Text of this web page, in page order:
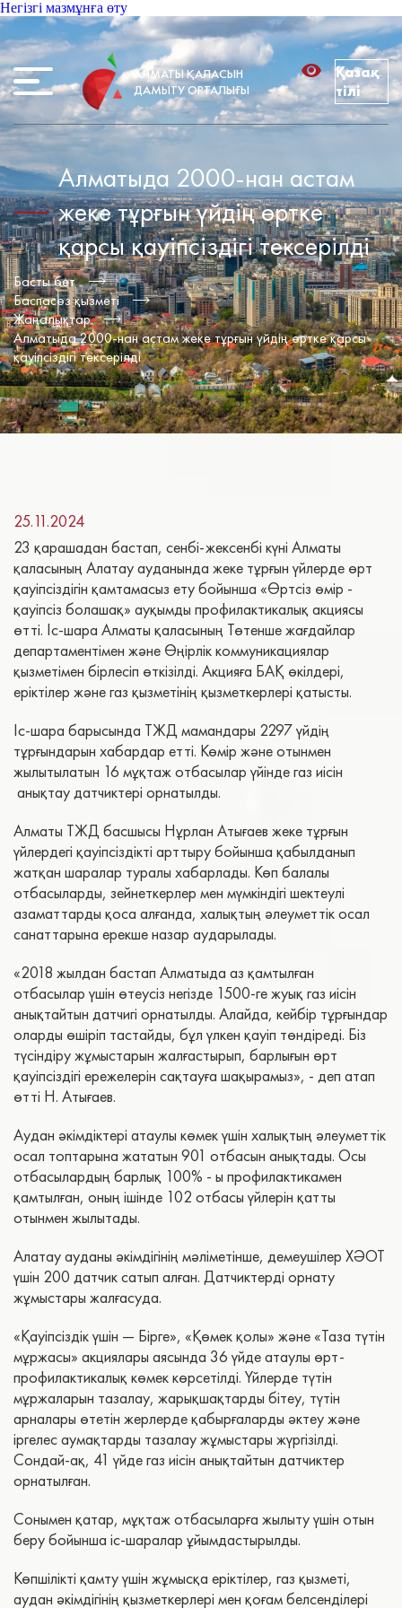
Негізгі мазмұнға өту
АЛМАТЫ ҚАЛАСЫН
ДАМЫТУ ОРТАЛЫҒЫ
Қазақ
тілі
Алматыда 2000-нан астам
жеке тұрғын үйдің өртке
қарсы қауіпсіздігі тексерілді
Басты бет
Баспасөз қызметі
Жаңалықтар
Алматыда 2000-нан астам жеке тұрғын үйдің өртке қарсы
қауіпсіздігі тексерілді
25.11.2024
23 қарашадан бастап, сенбі-жексенбі күні Алматы
қаласының Алатау ауданында жеке тұрғын үйлерде өрт
қауіпсіздігін қамтамасыз ету бойынша «Өртсіз өмір -
қауіпсіз болашақ» ауқымды профилактикалық акциясы
өтті. Іс-шара Алматы қаласының Төтенше жағдайлар
департаментімен және Өңірлік коммуникациялар
қызметімен бірлесіп өткізілді. Акцияға БАҚ өкілдері,
еріктілер және газ қызметінің қызметкерлері қатысты.
Іс-шара барысында ТЖД мамандары 2297 үйдің
тұрғындарын хабардар етті. Көмір және отынмен
жылытылатын 16 мұқтаж отбасылар үйінде газ иісін
анықтау датчиктері орнатылды.
Алматы ТЖД басшысы Нұрлан Атығаев жеке тұрғын
үйлердегі қауіпсіздікті арттыру бойынша қабылданып
жатқан шаралар туралы хабарлады. Көп балалы
отбасыларды, зейнеткерлер мен мүмкіндігі шектеулі
азаматтарды қоса алғанда, халықтың әлеуметтік осал
санаттарына ерекше назар аударылады.
«2018 жылдан бастап Алматыда аз қамтылған
отбасылар үшін өтеусіз негізде 1500-ге жуық газ иісін
анықтайтын датчигі орнатылды. Алайда, кейбір тұрғындар
оларды өшіріп тастайды, бұл үлкен қауіп төндіреді. Біз
түсіндіру жұмыстарын жалғастырып, барлығын өрт
қауіпсіздігі ережелерін сақтауға шақырамыз», - деп атап
өтті Н. Атығаев.
Аудан әкімдіктері атаулы көмек үшін халықтың әлеуметтік
осал топтарына жататын 901 отбасын анықтады. Осы
отбасылардың барлық 100% - ы профилактикамен
қамтылған, оның ішінде 102 отбасы үйлерін қатты
отынмен жылытады.
Алатау ауданы әкімдігінің мәліметінше, демеушілер ХӘОТ
үшін 200 датчик сатып алған. Датчиктерді орнату
жұмыстары жалғасуда.
«Қауіпсіздік үшін — Бірге», «Қөмек қолы» және «Таза түтін
мұржасы» акциялары аясында 36 үйде атаулы өрт-
профилактикалық көмек көрсетілді. Үйлерде түтін
мұржаларын тазалау, жарықшақтарды бітеу, түтін
арналары өтетін жерлерде қабырғаларды әктеу және
іргелес аумақтарды тазалау жұмыстары жүргізілді.
Сондай-ақ, 41 үйде газ иісін анықтайтын датчиктер
орнатылған.
Сонымен қатар, мұқтаж отбасыларға жылыту үшін отын
беру бойынша іс-шаралар ұйымдастырылды.
Көпшілікті қамту үшін жұмысқа еріктілер, газ қызметі,
аудан әкімдігінің қызметкерлері мен қоғам белсенділері